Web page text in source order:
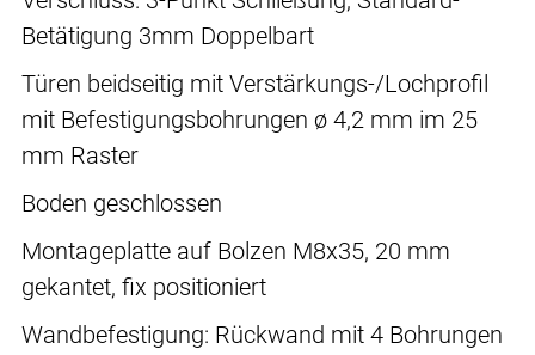
Betätigung 3mm Doppelbart
Türen beidseitig mit Verstärkungs-/Lochprofil
mit Befestigungsbohrungen ø 4,2 mm im 25
mm Raster
Boden geschlossen
Montageplatte auf Bolzen M8x35, 20 mm
gekantet, fix positioniert
Wandbefestigung: Rückwand mit 4 Bohrungen